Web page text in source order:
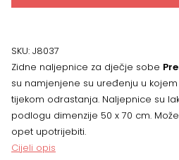
SKU: J8037
Zidne naljepnice za dječje sobe
su namjenjene su uređenju u
tijekom odrastanja. Naljepnice su
podlogu dimenzije 50 x 70 cm.
opet upotrijebiti.
Cijeli opis